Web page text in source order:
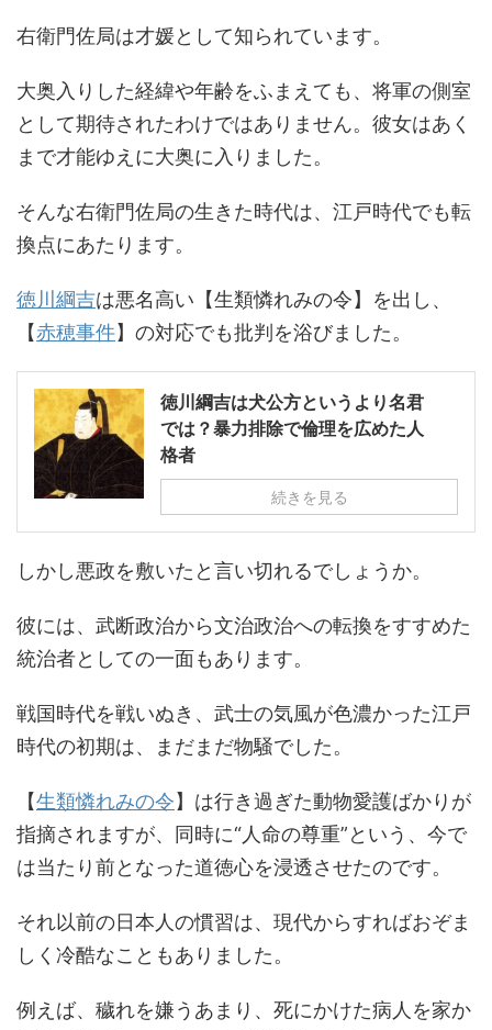
右衛門佐局は才媛として知られています。
大奥入りした経緯や年齢をふまえても、将軍の側室
として期待されたわけではありません。彼女はあく
まで才能ゆえに大奥に入りました。
そんな右衛門佐局の生きた時代は、江戸時代でも転
換点にあたります。
徳川綱吉は悪名高い【生類憐れみの令】を出し、
【赤穂事件】の対応でも批判を浴びました。
徳川綱吉は犬公方というより名君
では？暴力排除で倫理を広めた人
格者
続きを見る
しかし悪政を敷いたと言い切れるでしょうか。
彼には、武断政治から文治政治への転換をすすめた
統治者としての一面もあります。
戦国時代を戦いぬき、武士の気風が色濃かった江戸
時代の初期は、まだまだ物騒でした。
【生類憐れみの令】は行き過ぎた動物愛護ばかりが
指摘されますが、同時に“人命の尊重”という、今で
は当たり前となった道徳心を浸透させたのです。
それ以前の日本人の慣習は、現代からすればおぞま
しく冷酷なこともありました。
例えば、穢れを嫌うあまり、死にかけた病人を家か